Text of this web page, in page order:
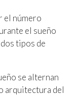
el número
el sueño
tipos de
se alternan
arquitectura del